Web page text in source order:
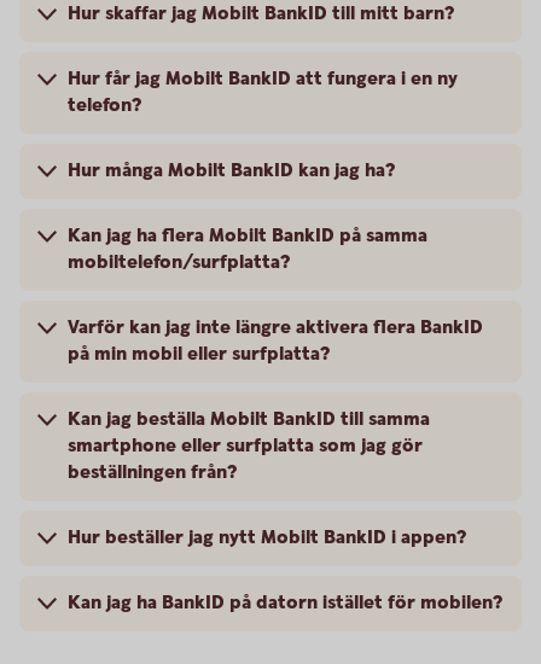
Hur skaffar jag Mobilt BankID till mitt barn?
Hur får jag Mobilt BankID att fungera i en ny
telefon?
Hur många Mobilt BankID kan jag ha?
Kan jag ha flera Mobilt BankID på samma
mobiltelefon/surfplatta?
Varför kan jag inte längre aktivera flera BankID
på min mobil eller surfplatta?
Kan jag beställa Mobilt BankID till samma
smartphone eller surfplatta som jag gör
beställningen från?
Hur beställer jag nytt Mobilt BankID i appen?
Kan jag ha BankID på datorn istället för mobilen?